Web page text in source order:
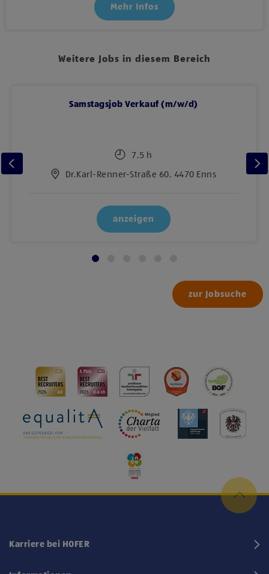
Mehr Infos
Weitere Jobs in diesem Bereich
Samstagsjob Verkauf (m/w/d)
7,5 h
Dr.Karl-Renner-Straße 60, 4470 Enns
anzeigen
zur Jobsuche
Karriere bei HOFER